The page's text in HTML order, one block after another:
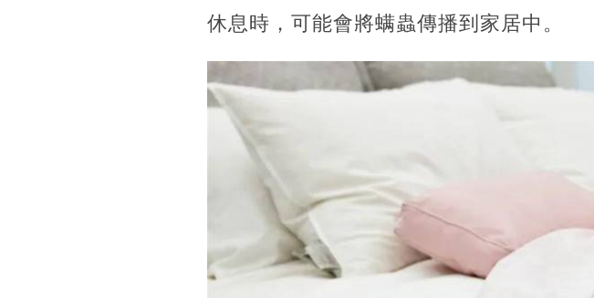
休息時，可能會將螨蟲傳播到家居中。